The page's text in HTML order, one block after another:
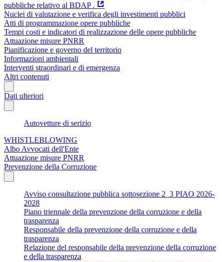
pubbliche relativo al BDAP .
Nuclei di valutazione e verifica degli investimenti pubblici
Atti di programmazione opere pubbliche
Tempi costi e indicatori di realizzazione delle opere pubbliche
Attuazione misure PNRR
Pianificazione e governo del territorio
Informazioni ambientali
Interventi straordinari e di emergenza
Altri contenuti
Dati ulteriori
Autovetture di serizio
WHISTLEBLOWING
Albo Avvocati dell'Ente
Attuazione misure PNRR
Prevenzione della Corruzione
Avviso consultazione pubblica sottosezione 2_3 PIAO 2026-
2028
Piano triennale della prevenzione della corruzione e della
trasparenza
Responsabile della prevenzione della corruzione e della
trasparenza
Relazione del responsabile della prevenzione della corruzione
e della trasparenza